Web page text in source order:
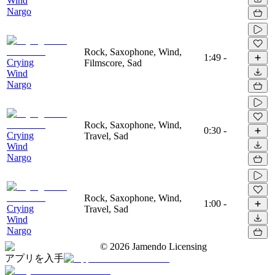
Nargo
Crying
Wind
Nargo
Rock, Saxophone, Wind,
Filmscore, Sad
1:49 -
Crying
Wind
Nargo
Rock, Saxophone, Wind,
Travel, Sad
0:30 -
Crying
Wind
Nargo
Rock, Saxophone, Wind,
Travel, Sad
1:00 -
© 2026 Jamendo Licensing
アプリを入手